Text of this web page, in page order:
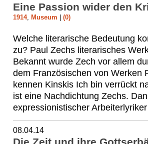
Eine Passion wider den
1914, Museum (0)
Welche literarische Bedeutung
zu? Paul Zechs literarisches
Bekannt wurde Zech vor allem
dem Französischen von Werken
kennen Kinskis Ich bin verrückt
ist eine Nachdichtung Zechs.
expressionistischer
08.04.14
Die Zeit und ihre